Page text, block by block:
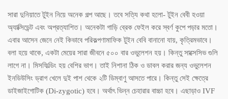
সারা দুনিয়াতে টুইন নিয়ে অনেক গল্প আছে। তবে সত্যি কথা হলো- টুইন বেবী হওয়া
অ্যাক্সিডেন্ট এবং অপ্রত্যাশিত। অনেকটা গাড়ি ব্রেক ফেইল করে স্বর্ণ কুপে পড়ার মতো।
এবার আসেন জেনে নেই কিভাবে পরিকল্পণামাফিক টুইন বেবি বানানো যায়, কৃত্রিমভাবে।
বলা হয়ে থাকে, একটা মেয়ের সারা জীবনে ৫০০ বার ওভুলেশন হয়। কিন্তু সাক্সেসিভ গুলি
লাগে না। মিসফিল্ডিং হয় বেশির ভাগ। তাই নিশানা ঠিক ও ডাবল করার জন্য ওভুলেশন
ইনডিউসিং ড্রাগ খেলে দুই পাশ থেকে ২টি ডিম্বাণু আসতে পারে। কিন্তু সেই ক্ষেত্রে
ডাইজাইগোটিক (Di-zygotic) হবে। অর্থাৎ ভিন্ন চেহারার বাচ্চা হবে। এছাড়াও IVF